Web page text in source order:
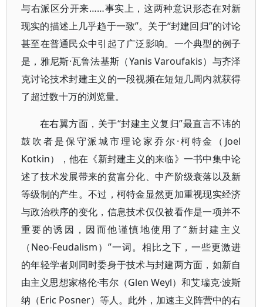
与右派区分开来……事实上，这两种意识形态在对新
现实的描述上几乎趋于一致”。关于“封建回归”的讨论
甚至在普通民众中引起了广泛影响。一个典型的例子
是，雅尼斯·瓦鲁法基斯（Yanis Varoufakis）与齐泽
克讨论技术封建主义的一段视频在短短几周内就获得
了超过数十万的浏览量。
在右翼方面，关于“封建主义复归”最直言不讳的
鼓吹者是保守派城市理论家乔尔·柯特金（Joel
Kotkin），他在《新封建主义的来临》一书中集中论
述了技术发展带来的贫富分化、中产阶级衰落以及新
等级制的产生。不过，柯特金显然更加重视现实经济
与政治秩序的变化，信息技术仅仅被看作是一项并不
重要的诱因，因而他谨慎地使用了“新封建主义
（Neo-Feudalism）”一词。相比之下，一些更激进
的年轻学者则同时委身于技术与封建两方面，如新自
由主义思想家格伦·韦尔（Glen Weyl）和艾瑞克·波斯
纳（Eric Posner）等人。此外，加速主义阵营中的右